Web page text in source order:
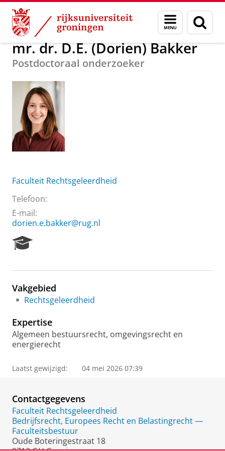
Skip
Content
Skip
Navigation
Menu
en
zoeken
Over ons mr. dr. D.E. (Dorien) Bakker
mr. dr. D.E. (Dorien) Bakker
Postdoctoraal onderzoeker
Faculteit Rechtsgeleerdheid
Telefoon:
E-mail:
dorien.e.bakker@rug.nl
e
r
c
P
o
r
t
l
Vakgebied
Rechtsgeleerdheid
Expertise
Algemeen bestuursrecht, omgevingsrecht en
energierecht
Laatst gewijzigd: 04 mei 2026 07:39
Contactgegevens
Faculteit Rechtsgeleerdheid
Bedrijfsrecht, Europees Recht en Belastingrecht —
Faculteitsbestuur
Oude Boteringestraat 18